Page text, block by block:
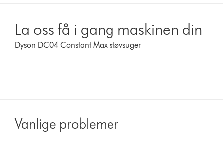
La oss få i gang maskinen din
Dyson DC04 Constant Max støvsuger
Vanlige problemer